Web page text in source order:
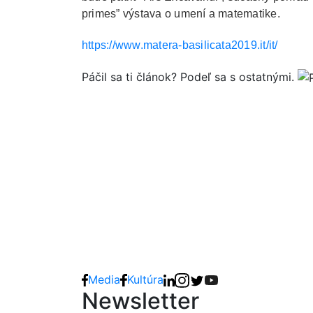
primes” výstava o umení a matematike.
https://www.matera-basilicata2019.it/it/
Páčil sa ti článok? Podeľ sa s ostatnými.
Media Kultúra
Newsletter